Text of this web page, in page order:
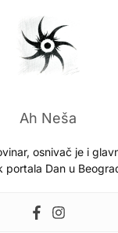
Ah Neša
osnivač je i
portala Dan u